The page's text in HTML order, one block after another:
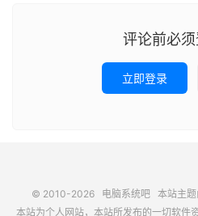
评论前必须
立即登录
© 2010-2026 电脑系统吧本站主题
本站为个人网站，本站所发布的一切软件